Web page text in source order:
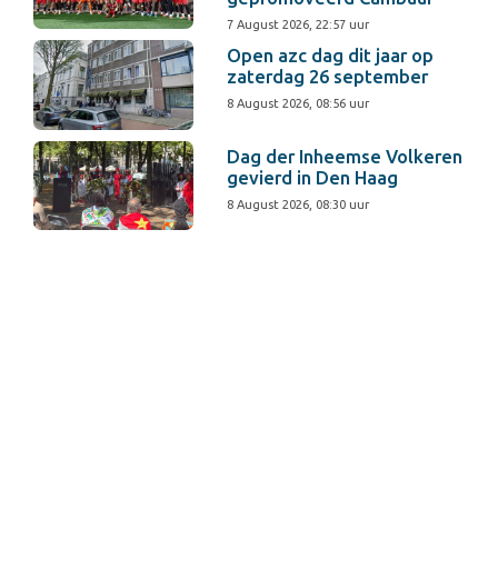
7 August 2026, 22:57 uur
Open azc dag dit jaar op
zaterdag 26 september
8 August 2026, 08:56 uur
Dag der Inheemse Volkeren
gevierd in Den Haag
8 August 2026, 08:30 uur